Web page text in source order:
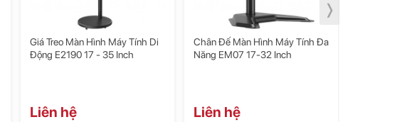
Giá Treo Màn Hình Máy Tính Di
Động E2190 17 - 35 Inch
Liên hệ
Chân Đế Màn Hình Máy Tính Đa
Năng EM07 17-32 Inch
Liên hệ
❭